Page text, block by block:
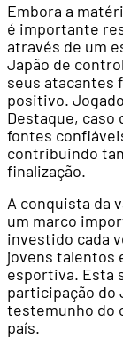
Embora a
é importante
através de um
Japão de
seus atacantes
positivo.
Destaque, caso
fontes
contribuindo
finalização.
A conquista da
um marco
investido cada
jovens talentos
esportiva. Esta
participação do
testemunho do
país.